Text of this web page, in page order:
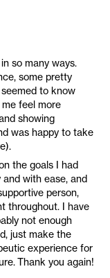
so many ways.
some pretty
to know
feel more
showing
was happy to take
the goals I had
with ease, and
person,
throughout. I have
not enough
just make the
experience for
Thank you again!